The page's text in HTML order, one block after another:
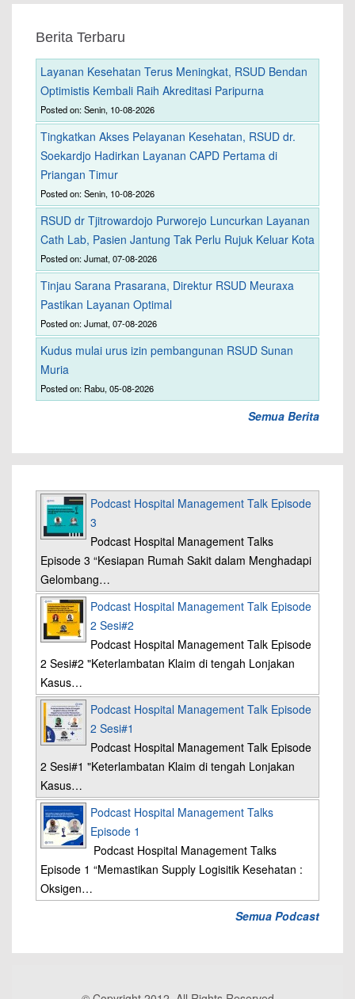
Berita Terbaru
Layanan Kesehatan Terus Meningkat, RSUD Bendan
Optimistis Kembali Raih Akreditasi Paripurna
Posted on: Senin, 10-08-2026
Tingkatkan Akses Pelayanan Kesehatan, RSUD dr.
Soekardjo Hadirkan Layanan CAPD Pertama di
Priangan Timur
Posted on: Senin, 10-08-2026
RSUD dr Tjitrowardojo Purworejo Luncurkan Layanan
Cath Lab, Pasien Jantung Tak Perlu Rujuk Keluar Kota
Posted on: Jumat, 07-08-2026
Tinjau Sarana Prasarana, Direktur RSUD Meuraxa
Pastikan Layanan Optimal
Posted on: Jumat, 07-08-2026
Kudus mulai urus izin pembangunan RSUD Sunan
Muria
Posted on: Rabu, 05-08-2026
Semua Berita
Podcast Hospital Management Talk Episode
3
Podcast Hospital Management Talks
Episode 3 “Kesiapan Rumah Sakit dalam Menghadapi
Gelombang…
Podcast Hospital Management Talk Episode
2 Sesi#2
Podcast Hospital Management Talk Episode
2 Sesi#2 "Keterlambatan Klaim di tengah Lonjakan
Kasus…
Podcast Hospital Management Talk Episode
2 Sesi#1
Podcast Hospital Management Talk Episode
2 Sesi#1 "Keterlambatan Klaim di tengah Lonjakan
Kasus…
Podcast Hospital Management Talks
Episode 1
Podcast Hospital Management Talks
Episode 1 “Memastikan Supply Logisitik Kesehatan :
Oksigen…
Semua Podcast